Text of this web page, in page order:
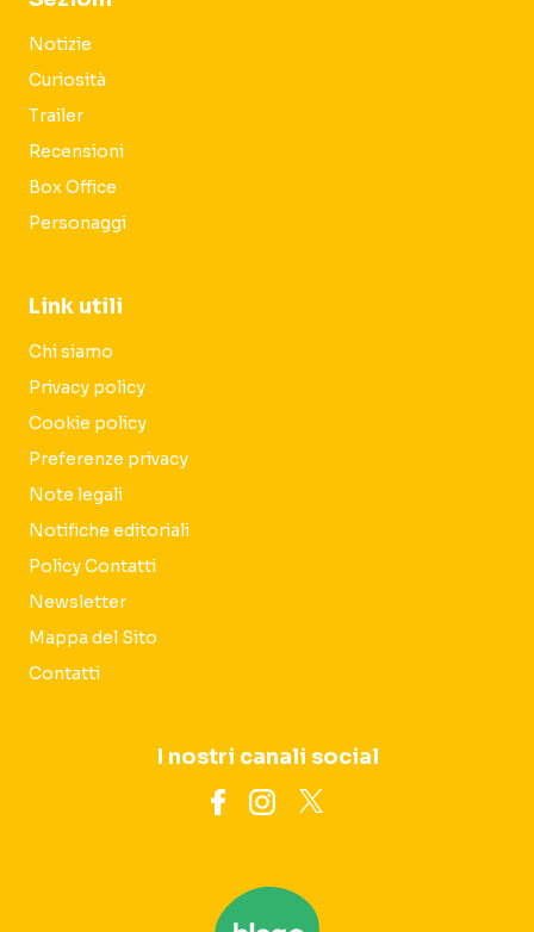
Notizie
Curiosità
Trailer
Recensioni
Box Office
Personaggi
Link utili
Chi siamo
Privacy policy
Cookie policy
Preferenze privacy
Note legali
Notifiche editoriali
Policy Contatti
Newsletter
Mappa del Sito
Contatti
I nostri canali social